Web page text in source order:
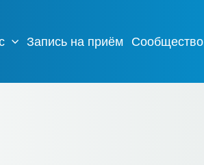
Запись на приём Сообщество